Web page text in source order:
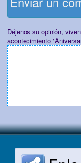
Déjenos su opinión,
acontecimiento